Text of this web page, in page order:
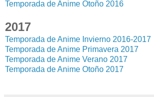
Temporada de Anime Otoño 2016
2017
Temporada de Anime Invierno 2016-2017
Temporada de Anime Primavera 2017
Temporada de Anime Verano 2017
Temporada de Anime Otoño 2017